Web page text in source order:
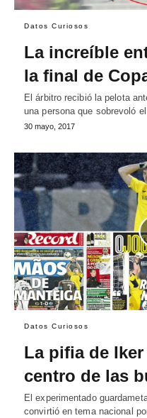
Datos Curiosos
La increíble
la final de
El árbitro recibió la pelota
una persona que sobrevoló
30 mayo, 2017
Datos Curiosos
La pifia de
centro de las
El experimentado
convirtió en tema nacional